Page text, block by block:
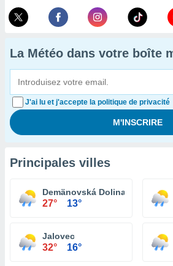
La Météo dans votre boîte
J'ai lu et j'accepte la politique de privacité
Principales villes
Demänovská Dolina
27° 13°
Jalovec
32° 16°